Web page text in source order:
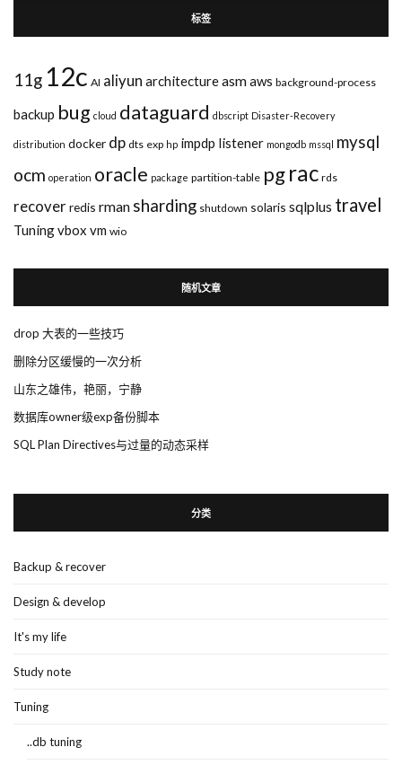
标签
11g 12c AI aliyun architectureasmaws background-process
backup bug cloud dataguard dbscript Disaster-Recovery
distribution docker dp dts exp hp impdp listener mongodb mssql mysql
ocm operation oracle package partition-table pgrac rds
recover redis rman sharding shutdown solaris sqlplus travel
Tuningvbox vm wio
随机文章
drop 大表的一些技巧
删除分区缓慢的一次分析
山东之雄伟，艳丽，宁静
数据库owner级exp备份脚本
SQL Plan Directives与过量的动态采样
分类
Backup & recover
Design & develop
It's my life
Study note
Tuning
..db tuning